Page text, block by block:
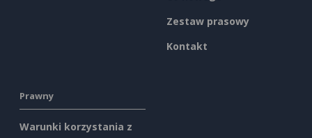
Zestaw prasowy
Kontakt
Prawny
Warunki korzystania z